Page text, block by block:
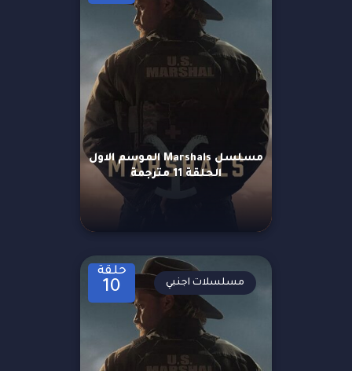
مسلسل Marshals الموسم الاول
الحلقة 11 مترجمة
حلقة
10 مسلسلات اجنبي